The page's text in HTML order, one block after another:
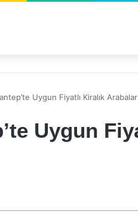
Uygun Fiyatlı Kiralık Arabalar
Uygun